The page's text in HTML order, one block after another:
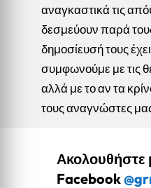
αναγκαστικά τις
δεσμεύουν παρά
δημοσίευσή τους
συμφωνούμε με τις
αλλά με το αν τα
τους αναγνώστες
Ακολουθήστε
Facebook